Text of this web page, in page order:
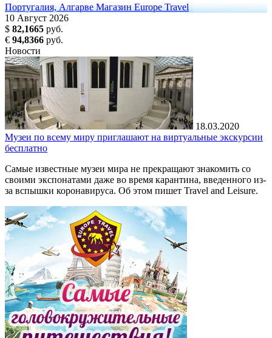
Португалия, Алгарве Магазин Europe Travel
10 Август 2026
$ 82,1665 руб.
€ 94,8366 руб.
Новости
18.03.2020
Музеи по всему миру приглашают на виртуальные экскурсии
бесплатно
Самые известные музеи мира не прекращают знакомить со
своими экспонатами даже во время карантина, введенного из-
за вспышки коронавируса. Об этом пишет Travel and Leisure.